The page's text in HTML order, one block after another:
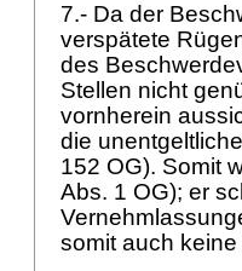
7.- Da der
verspätete
des
Stellen nicht
vornherein
die
152 OG). Somit
Abs. 1 OG); er
somit auch